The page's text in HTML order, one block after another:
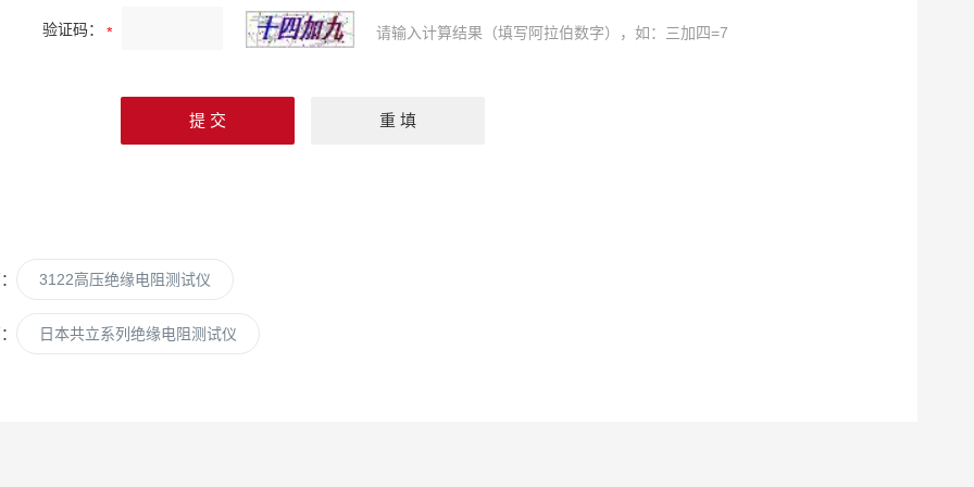
验证码： 请输入计算结果（填写阿拉伯数字），如：三加四=7
3122高压绝缘电阻测试仪
日本共立系列绝缘电阻测试仪